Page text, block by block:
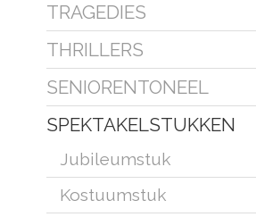
TRAGEDIES
THRILLERS
SENIORENTONEEL
SPEKTAKELSTUKKEN
Jubileumstuk
Kostuumstuk